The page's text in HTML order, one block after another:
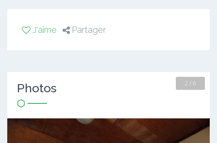
J'aime Partager
Photos 2 / 6